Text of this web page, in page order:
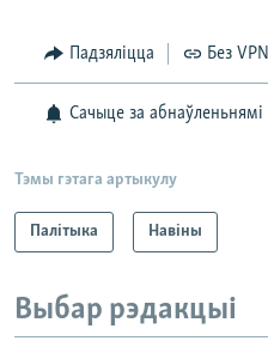
Падзяліцца Без VPN
Сачыце за абнаўленьнямі
Тэмы гэтага артыкулу
Палітыка Навіны
Выбар рэдакцыі